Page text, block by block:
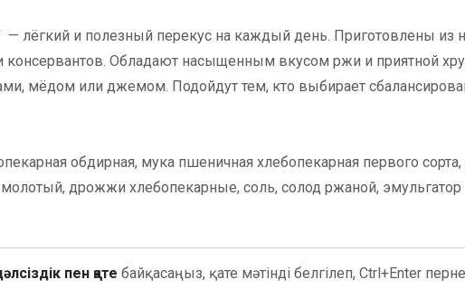
и полезный перекус на каждый день. Приготовлены из
Обладают насыщенным вкусом ржи и приятной
мёдом или джемом. Подойдут тем, кто выбирает
обдирная, мука пшеничная хлебопекарная первого
дрожжи хлебопекарные, соль, солод ржаной, эмульгатор
пен қате байқасаңыз, қате мәтінді белгілеп, Ctrl+Enter